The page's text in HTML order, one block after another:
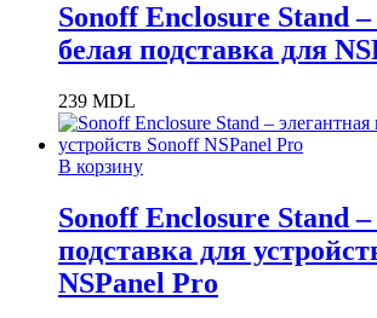
Sonoff Enclosure Stand –
белая подставка для
239 MDL
В корзину
Sonoff Enclosure Stand –
подставка для
NSPanel Pro